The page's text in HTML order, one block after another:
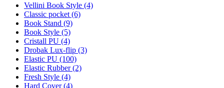
Vellini Book Style (4)
Classic pocket (6)
Book Stand (9)
Book Style (5)
Cristall PU (4)
Drobak Lux-flip (3)
Elastic PU (100)
Elastic Rubber (2)
Fresh Style (4)
Hard Cover (4)